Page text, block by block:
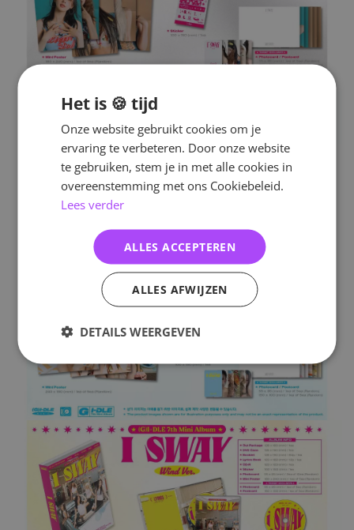
Het is 🍪 tijd
Onze website gebruikt cookies om je
ervaring te verbeteren. Door onze website
te gebruiken, stem je in met alle cookies in
overeenstemming met ons Cookiebeleid.
Lees verder
ALLES ACCEPTEREN
ALLES AFWIJZEN
DETAILS WEERGEVEN